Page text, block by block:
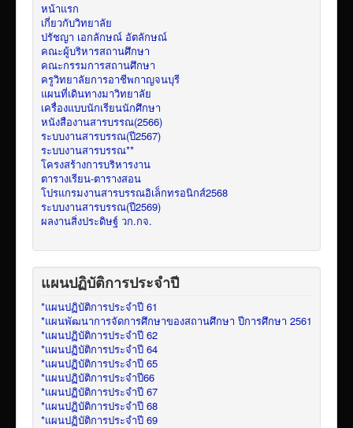
หน้าแรก
เกี่ยวกับวิทยาลัย
ปรัชญา เอกลักษณ์ อัตลักษณ์
คณะผู้บริหารสถานศึกษา
คณะกรรมการสถานศึกษา
ครูวิทยาลัยการอาชีพกาญจนบุรี
แผนที่เดินทางมาวิทยาลัย
เครื่องแบบนักเรียนนักศึกษา
หนังสืองานสารบรรณ(2566)
ระบบงานสารบรรณ(ปี2567)
ระบบงานสารบรรณ**
โครงสร้างการบริหารงาน
ตารางเรียน-ตารางสอน
โปรแกรมงานสารบรรณอิเล็กทรอนิกส์2568
ระบบงานสารบรรณ(ปี2569)
ผลงานสิ่งประดิษฐ์ วก.กจ.
แผนปฏิบัติการประจำปี
*แผนปฏิบัติการประจำปี 61
*แผนพัฒนาการจัดการศึกษาของสถานศึกษา ปีการศึกษา 2561
*แผนปฏิบัติการประจำปี 62
*แผนปฏิบัติการประจำปี 64
*แผนปฏิบัติการประจำปี 65
*แผนปฏิบัติการประจำปี66
*แผนปฏิบัติการประจำปี 67
*แผนปฏิบัติการประจำปี 68
*แผนปฏิบัติการประจำปี 69